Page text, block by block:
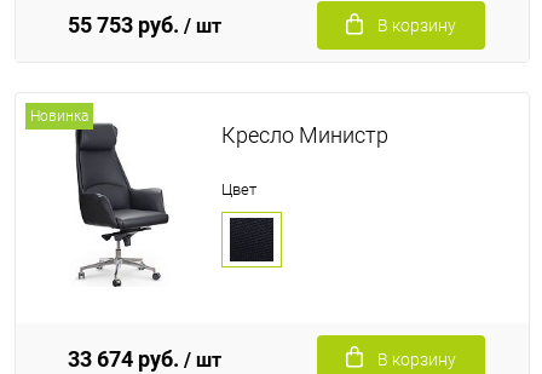
55 753 руб. / шт В корзину
Новинка
Кресло Министр
Цвет
33 674 руб. / шт В корзину